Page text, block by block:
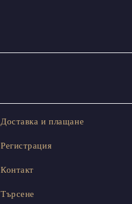
Доставка и плащане
Регистрация
Контакт
Търсене